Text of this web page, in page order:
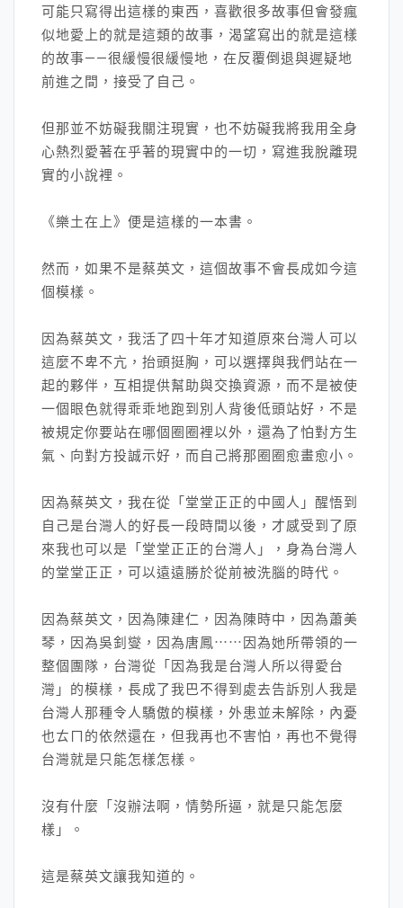
可能只寫得出這樣的東西，喜歡很多故事但會發瘋
似地愛上的就是這類的故事，渴望寫出的就是這樣
的故事——很緩慢很緩慢地，在反覆倒退與遲疑地
前進之間，接受了自己。
但那並不妨礙我關注現實，也不妨礙我將我用全身
心熱烈愛著在乎著的現實中的一切，寫進我脫離現
實的小說裡。
《樂土在上》便是這樣的一本書。
然而，如果不是蔡英文，這個故事不會長成如今這
個模樣。
因為蔡英文，我活了四十年才知道原來台灣人可以
這麼不卑不亢，抬頭挺胸，可以選擇與我們站在一
起的夥伴，互相提供幫助與交換資源，而不是被使
一個眼色就得乖乖地跑到別人背後低頭站好，不是
被規定你要站在哪個圈圈裡以外，還為了怕對方生
氣、向對方投誠示好，而自己將那圈圈愈畫愈小。
因為蔡英文，我在從「堂堂正正的中國人」醒悟到
自己是台灣人的好長一段時間以後，才感受到了原
來我也可以是「堂堂正正的台灣人」，身為台灣人
的堂堂正正，可以遠遠勝於從前被洗腦的時代。
因為蔡英文，因為陳建仁，因為陳時中，因為蕭美
琴，因為吳釗燮，因為唐鳳⋯⋯因為她所帶領的一
整個團隊，台灣從「因為我是台灣人所以得愛台
灣」的模樣，長成了我巴不得到處去告訴別人我是
台灣人那種令人驕傲的模樣，外患並未解除，內憂
也ㄊㄇ的依然還在，但我再也不害怕，再也不覺得
台灣就是只能怎樣怎樣。
沒有什麼「沒辦法啊，情勢所逼，就是只能怎麼
樣」。
這是蔡英文讓我知道的。